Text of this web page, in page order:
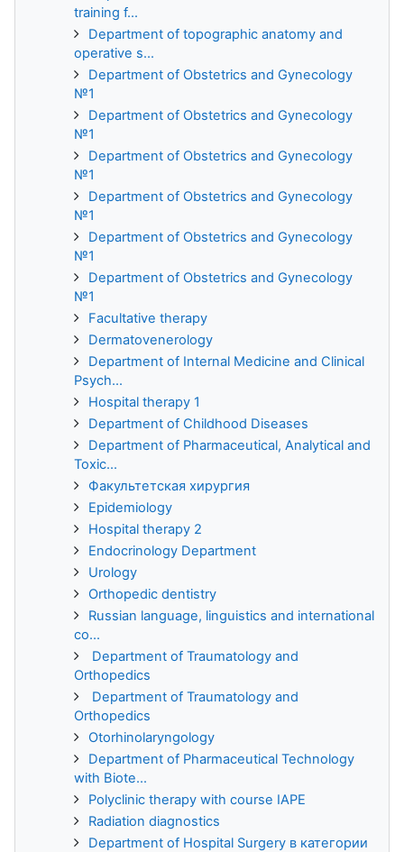
training f...
Department of topographic anatomy and
operative s...
Department of Obstetrics and Gynecology
№1
Department of Obstetrics and Gynecology
№1
Department of Obstetrics and Gynecology
№1
Department of Obstetrics and Gynecology
№1
Department of Obstetrics and Gynecology
№1
Department of Obstetrics and Gynecology
№1
Facultative therapy
Dermatovenerology
Department of Internal Medicine and Clinical
Psych...
Hospital therapy 1
Department of Childhood Diseases
Department of Pharmaceutical, Analytical and
Toxic...
Факультетская хирургия
Epidemiology
Hospital therapy 2
Endocrinology Department
Urology
Orthopedic dentistry
Russian language, linguistics and international
co...
Department of Traumatology and
Orthopedics
Department of Traumatology and
Orthopedics
Otorhinolaryngology
Department of Pharmaceutical Technology
with Biote...
Polyclinic therapy with course IAPE
Radiation diagnostics
Department of Hospital Surgery в категории